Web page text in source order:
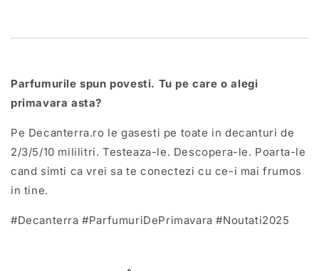
Parfumurile spun povesti. Tu pe care o alegi
primavara asta?
Pe Decanterra.ro le gasesti pe toate in decanturi de
2/3/5/10 mililitri. Testeaza-le. Descopera-le. Poarta-le
cand simti ca vrei sa te conectezi cu ce-i mai frumos
in tine.
#Decanterra #ParfumuriDePrimavara #Noutati2025